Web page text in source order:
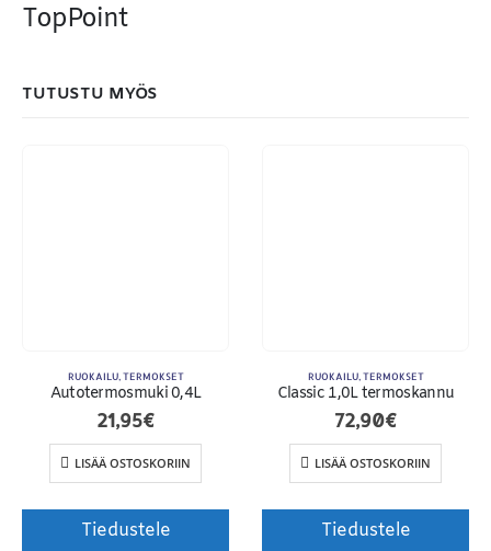
TopPoint
TUTUSTU MYÖS
RUOKAILU, TERMOKSET
Autotermosmuki 0,4L
21,95€
LISÄÄ OSTOSKORIIN
Tiedustele
RUOKAILU, TERMOKSET
Classic 1,0L termoskannu
72,90€
LISÄÄ OSTOSKORIIN
Tiedustele
Toimitusehdot